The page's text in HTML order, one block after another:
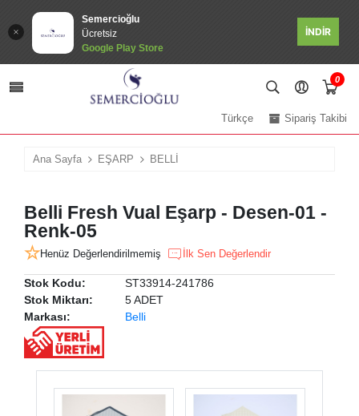
Semercioğlu
Ücretsiz
Google Play Store
İNDİR
0
Sipariş Takibi
Türkçe
Ana Sayfa EŞARP BELLİ
Belli Fresh Vual Eşarp - Desen-01 -
Renk-05
Henüz Değerlendirilmemiş İlk Sen Değerlendir
Stok Kodu:
ST33914-241786
Stok Miktarı:
5 ADET
Markası:
Belli